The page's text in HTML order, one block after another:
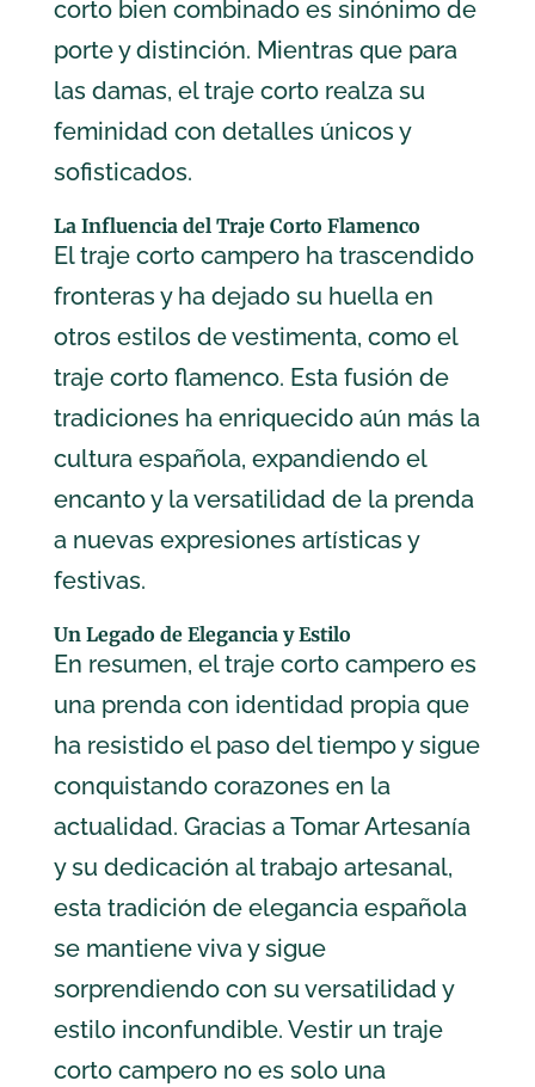
corto bien combinado es sinónimo de
porte y distinción. Mientras que para
las damas, el traje corto realza su
feminidad con detalles únicos y
sofisticados.
La Influencia del Traje Corto Flamenco
El traje corto campero ha trascendido
fronteras y ha dejado su huella en
otros estilos de vestimenta, como el
traje corto flamenco. Esta fusión de
tradiciones ha enriquecido aún más la
cultura española, expandiendo el
encanto y la versatilidad de la prenda
a nuevas expresiones artísticas y
festivas.
Un Legado de Elegancia y Estilo
En resumen, el traje corto campero es
una prenda con identidad propia que
ha resistido el paso del tiempo y sigue
conquistando corazones en la
actualidad. Gracias a Tomar Artesanía
y su dedicación al trabajo artesanal,
esta tradición de elegancia española
se mantiene viva y sigue
sorprendiendo con su versatilidad y
estilo inconfundible. Vestir un traje
corto campero no es solo una